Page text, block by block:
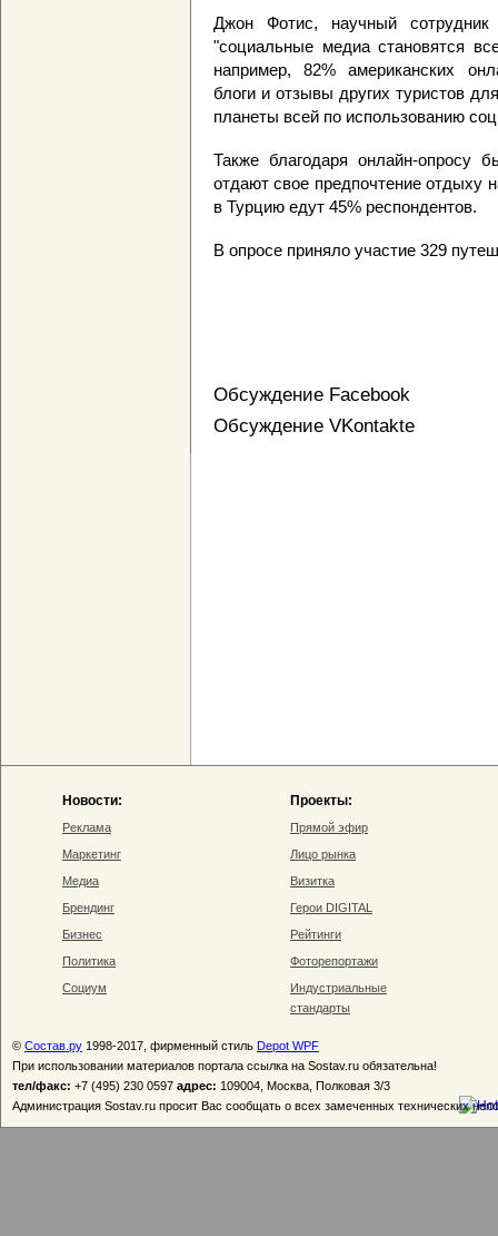
Джон Фотис, научный сотрудник
"социальные медиа становятся
например, 82% американских
блоги и отзывы других туристов
планеты всей по использованию
Также благодаря онлайн-опросу
отдают свое предпочтение отдыху
в Турцию едут 45% респондентов.
В опросе приняло участие 329
Обсуждение Facebook
Обсуждение VKontakte
Новости:
Реклама
Маркетинг
Медиа
Брендинг
Бизнес
Политика
Социум
Проекты:
Прямой эфир
Лицо рынка
Визитка
Герои DIGITAL
Рейтинги
Фоторепортажи
Индустриальные
стандарты
© Состав.ру 1998-2017, фирменный стиль Depot WPF
При использовании материалов портала ссылка на Sostav.ru обязательна!
тел/факс: +7 (495) 230 0597 адрес: 109004, Москва, Полковая 3/3
Администрация Sostav.ru просит Вас сообщать о всех замеченных технических